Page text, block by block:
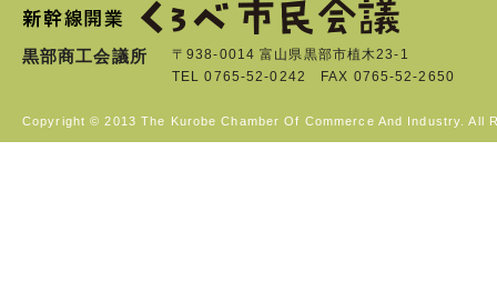
黒部商工会議所
〒938-0014 富山県黒部市植木23-1
TEL 0765-52-0242 FAX 0765-52-2650
Copyright © 2013 The Kurobe Chamber Of Commerce And Industry. All